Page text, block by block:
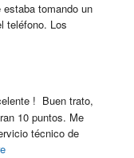
tomando un
teléfono. Los
!  Buen trato,
10 puntos. Me
técnico de